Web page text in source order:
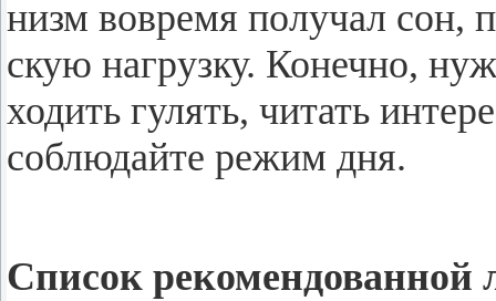
низм во­вре­мя по­лу­чал сон,
скую на­груз­ку. Ко­неч­но,
хо­дить гу­лять, чи­тать
со­блю­дай­те режим дня.
Спи­сок ре­ко­мен­до­ван­ной